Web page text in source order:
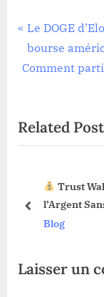
de
P
r
e
o
u
o
:
Le DOGE
bourse
N
t
P
t
Comment
Related
Trust
l’Argent
Dévoilées !
Blog
prev
Laisser un